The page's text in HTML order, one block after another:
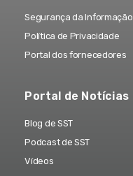
Segurança da Informação
Política de Privacidade
Portal dos fornecedores
Portal de Notícias
Blog de SST
Podcast de SST
Vídeos